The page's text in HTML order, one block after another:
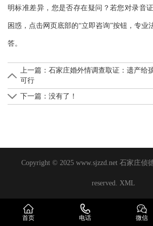
明标准差异，您是否存在疑问？若您对录音
困惑，点击网页底部的“立即咨询”按钮，专业
答。
上一篇： 石家庄婚外情调查取证：遗产给
可行
下一篇：没有了！
Copyright © 2025 www.sjzzd.net 石家庄侦
reserved. XML
首页 电话 微信